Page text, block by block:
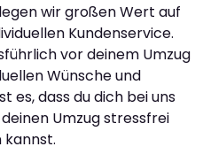
legen wir großen Wert auf
Kundenservice.
vor deinem Umzug
Wünsche und
es, dass du dich bei uns
Umzug stressfrei
kannst.